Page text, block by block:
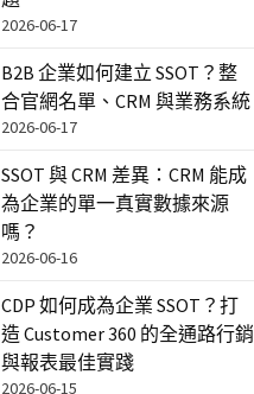
2026-06-17
B2B 企業如何建立 SSOT？整
合官網名單、CRM 與業務系統
2026-06-17
SSOT 與 CRM 差異：CRM 能成
為企業的單一真實數據來源
嗎？
2026-06-16
CDP 如何成為企業 SSOT？打
造 Customer 360 的全通路行銷
與報表最佳實踐
2026-06-15